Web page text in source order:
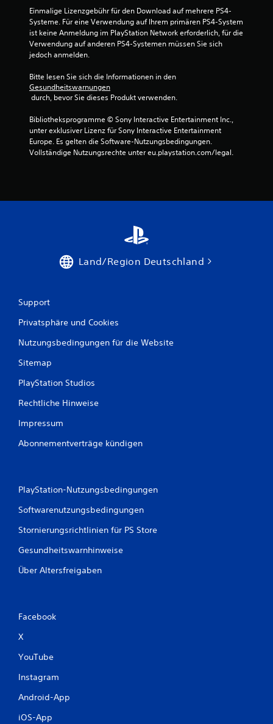
Einmalige Lizenzgebühr für den Download auf mehrere PS4-
Systeme. Für eine Verwendung auf Ihrem primären PS4-System
ist keine Anmeldung im PlayStation Network erforderlich, für die
Verwendung auf anderen PS4-Systemen müssen Sie sich
jedoch anmelden.
Bitte lesen Sie sich die Informationen in den
Gesundheitswarnungen
durch, bevor Sie dieses Produkt verwenden.
Bibliotheksprogramme © Sony Interactive Entertainment Inc.,
unter exklusiver Lizenz für Sony Interactive Entertainment
Europe. Es gelten die Software-Nutzungsbedingungen.
Vollständige Nutzungsrechte unter eu.playstation.com/legal.
Land/Region Deutschland
Support
Privatsphäre und Cookies
Nutzungsbedingungen für die Website
Sitemap
PlayStation Studios
Rechtliche Hinweise
Impressum
Abonnementverträge kündigen
PlayStation-Nutzungsbedingungen
Softwarenutzungsbedingungen
Stornierungsrichtlinien für PS Store
Gesundheitswarnhinweise
Über Altersfreigaben
Facebook
X
YouTube
Instagram
Android-App
iOS-App